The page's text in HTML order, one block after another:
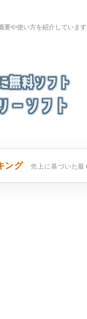
要や使い方を紹介しています
ング 売上に基づいた最